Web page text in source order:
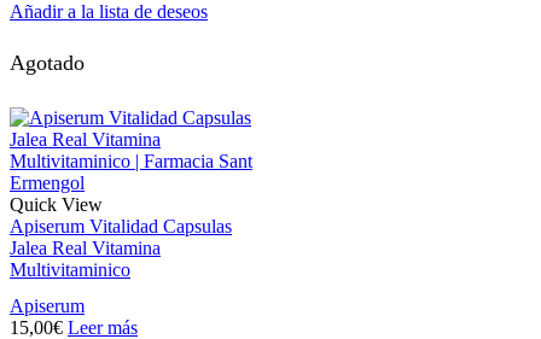
Añadir a la lista de deseos
Agotado
Quick View
Apiserum Vitalidad Capsulas
Jalea Real Vitamina
Multivitaminico
Apiserum
15,00€ Leer más